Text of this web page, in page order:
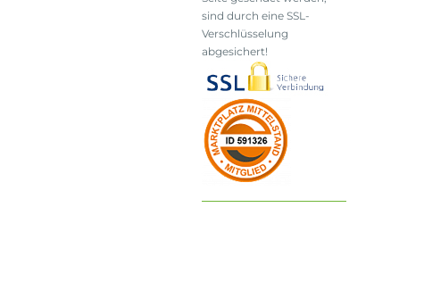
sind durch eine SSL-
Verschlüsselung
abgesichert!